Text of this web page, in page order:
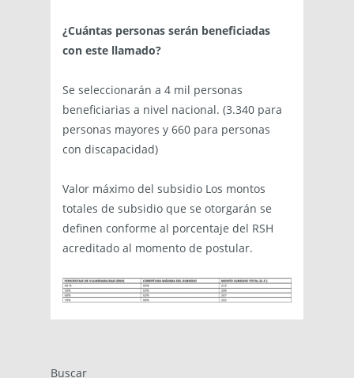
¿Cuántas personas serán beneficiadas
con este llamado?
Se seleccionarán a 4 mil personas
beneficiarias a nivel nacional. (3.340 para
personas mayores y 660 para personas
con discapacidad)
Valor máximo del subsidio Los montos
totales de subsidio que se otorgarán se
definen conforme al porcentaje del RSH
acreditado al momento de postular.
Buscar